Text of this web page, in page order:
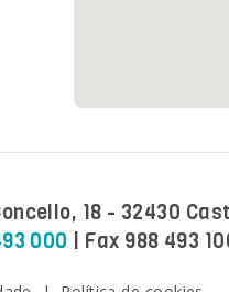
18 - 32430
000 | Fax 988 493